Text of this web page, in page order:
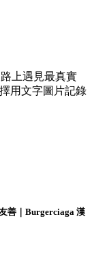
上遇見最真實
用文字圖片記錄
善｜Burgerciaga 漢